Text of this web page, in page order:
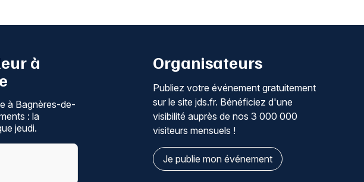
à
à Bagnères-de-
: la
jeudi.
Organisateurs
Publiez votre événement gratuitement
sur le site jds.fr. Bénéficiez d'une
visibilité auprès de nos 3 000 000
visiteurs mensuels !
Je publie mon événement